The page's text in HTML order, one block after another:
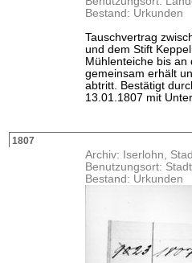
Bestand: Urkunden
Tauschvertrag
und dem Stift
Mühlenteiche bis an
gemeinsam erhält
abtritt. Bestätigt
13.01.1807 mit
1807
Archiv: Iserlohn,
Benutzungsort:
Bestand: Urkunden